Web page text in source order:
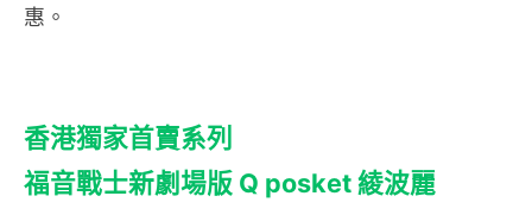
惠。
香港獨家首賣系列
福音戰士新劇場版 Q posket 綾波麗